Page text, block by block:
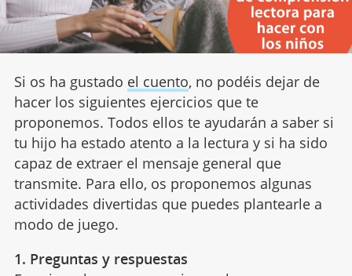
Si os ha gustado el cuento, no podéis dejar de
hacer los siguientes ejercicios que te
proponemos. Todos ellos te ayudarán a saber si
tu hijo ha estado atento a la lectura y si ha sido
capaz de extraer el mensaje general que
transmite. Para ello, os proponemos algunas
actividades divertidas que puedes plantearle a
modo de juego.
1. Preguntas y respuestas